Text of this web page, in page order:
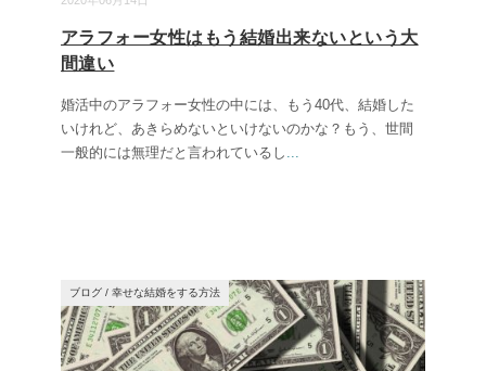
アラフォー女性はもう結婚出来ないという大
間違い
婚活中のアラフォー女性の中には、もう40代、結婚した
いけれど、あきらめないといけないのかな？もう、世間
一般的には無理だと言われているし ...
ブログ / 幸せな結婚をする方法